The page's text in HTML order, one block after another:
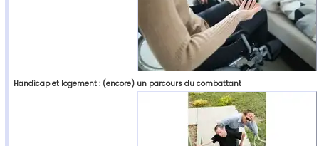
Handicap et logement : (encore) un parcours du combattant